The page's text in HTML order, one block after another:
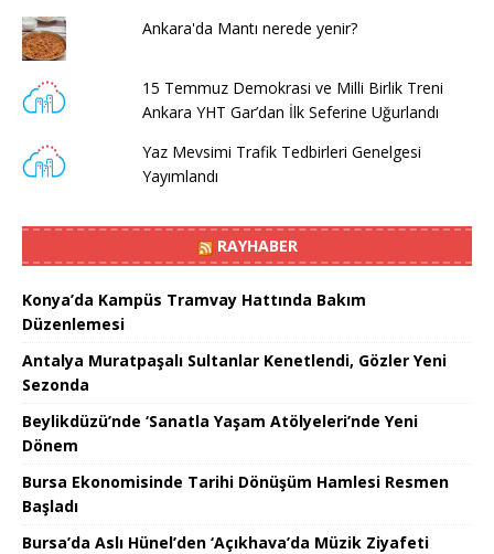
Ankara'da Mantı nerede yenir?
15 Temmuz Demokrasi ve Milli Birlik Treni
Ankara YHT Gar’dan İlk Seferine Uğurlandı
Yaz Mevsimi Trafik Tedbirleri Genelgesi
Yayımlandı
RAYHABER
Konya’da Kampüs Tramvay Hattında Bakım
Düzenlemesi
Antalya Muratpaşalı Sultanlar Kenetlendi, Gözler Yeni
Sezonda
Beylikdüzü’nde ‘Sanatla Yaşam Atölyeleri’nde Yeni
Dönem
Bursa Ekonomisinde Tarihi Dönüşüm Hamlesi Resmen
Başladı
Bursa’da Aslı Hünel’den ‘Açıkhava’da Müzik Ziyafeti